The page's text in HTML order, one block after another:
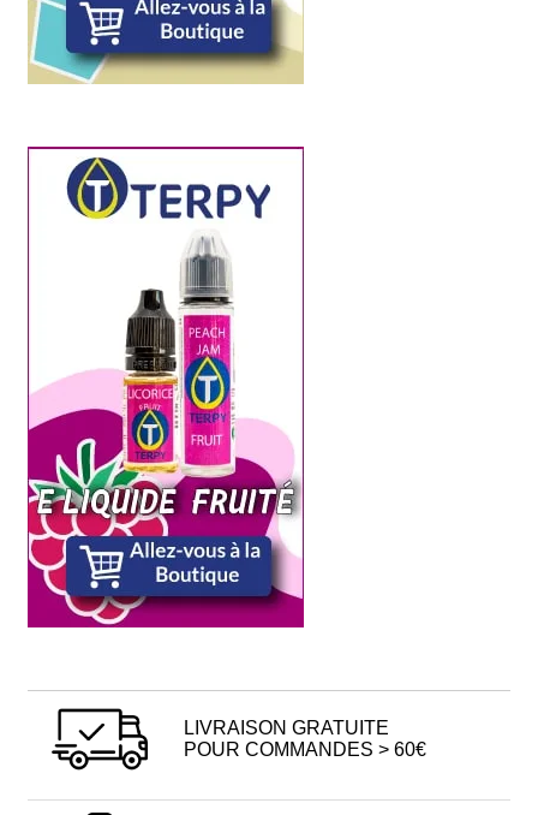
LIVRAISON GRATUITE
POUR COMMANDES > 60€